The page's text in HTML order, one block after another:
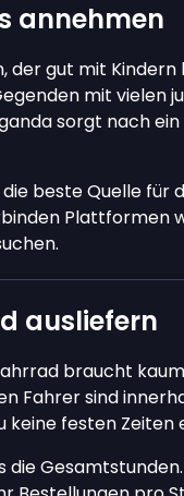
annehmen
der gut mit
mit vielen
sorgt nach
beste Quelle für
Plattformen
ausliefern
braucht
Fahrer sind
festen Zeiten
die